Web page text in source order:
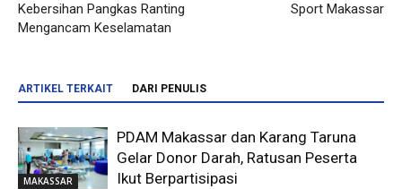
Kebersihan Pangkas Ranting
Mengancam Keselamatan
Sport Makassar
ARTIKEL TERKAIT DARI PENULIS
MAKASSAR
PDAM Makassar dan Karang Taruna
Gelar Donor Darah, Ratusan Peserta
Ikut Berpartisipasi